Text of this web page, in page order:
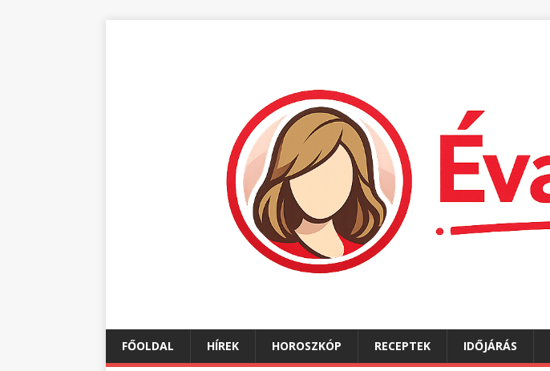
FŐOLDAL HÍREK HOROSZKÓP RECEPTEK IDŐJÁRÁS